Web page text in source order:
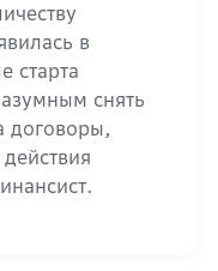
в
старта
снять
договоры,